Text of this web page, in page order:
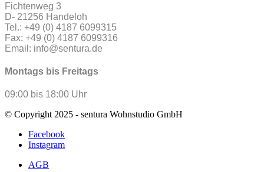
Fichtenweg 3
D- 21256 Handeloh
Tel.: +49 (0) 4187 6099315
Fax: +49 (0) 4187 6099316
Email: info@sentura.de
Montags bis Freitags
09:00 bis 18:00 Uhr
© Copyright 2025 - sentura Wohnstudio GmbH
Facebook
Instagram
AGB